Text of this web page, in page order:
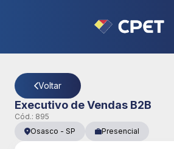
Voltar
Executivo de Vendas B2B
Cód.: 895
Osasco - SP Presencial